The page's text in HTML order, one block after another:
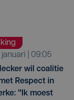
januari | 09:05
wil coalitie
Respect in
"Ik moest